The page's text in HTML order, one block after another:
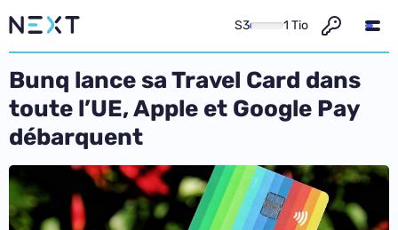
S3 1 Tio
Bunq lance sa Travel Card dans
toute l’UE, Apple et Google Pay
débarquent